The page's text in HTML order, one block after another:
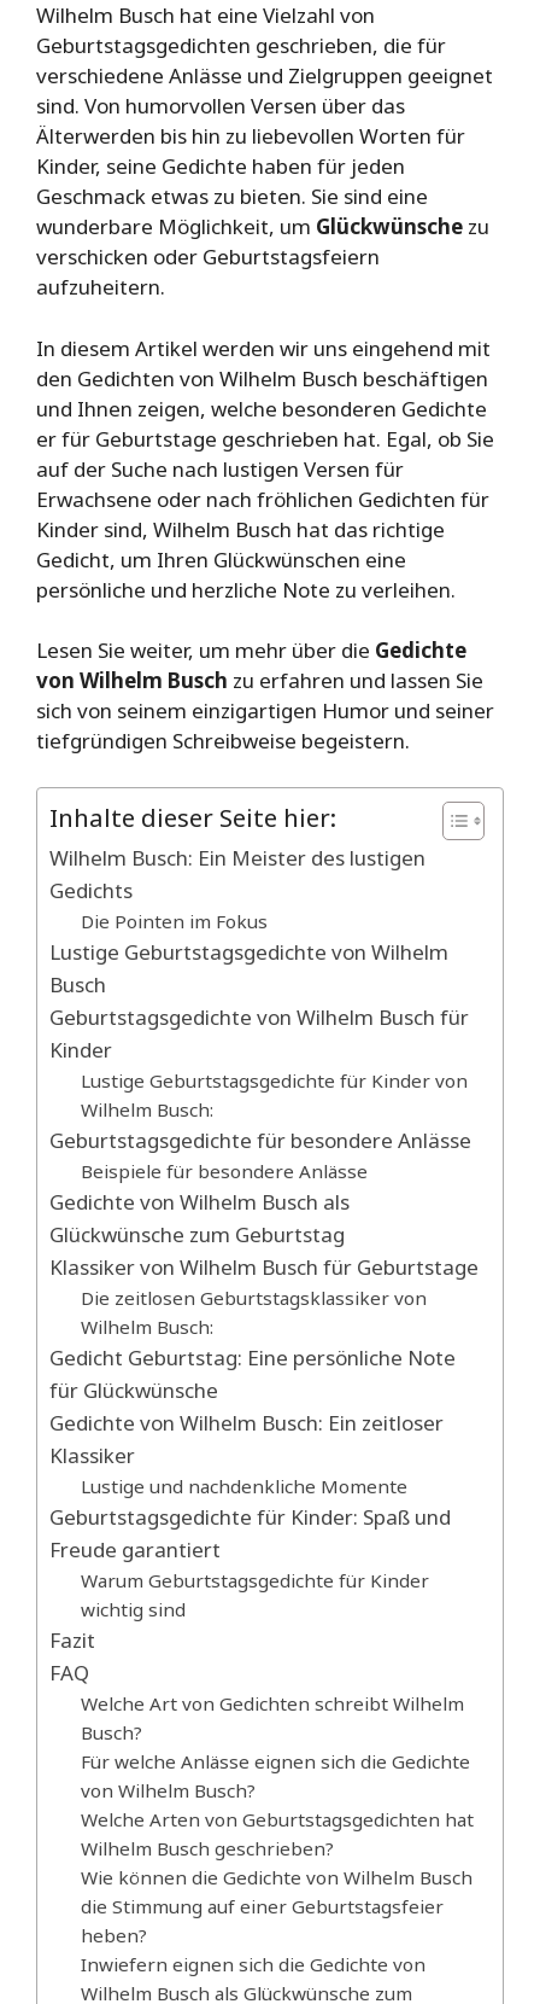
Wilhelm Busch hat eine Vielzahl von
Geburtstagsgedichten geschrieben, die für
verschiedene Anlässe und Zielgruppen geeignet
sind. Von humorvollen Versen über das
Älterwerden bis hin zu liebevollen Worten für
Kinder, seine Gedichte haben für jeden
Geschmack etwas zu bieten. Sie sind eine
wunderbare Möglichkeit, um Glückwünsche zu
verschicken oder Geburtstagsfeiern
aufzuheitern.
In diesem Artikel werden wir uns eingehend mit
den Gedichten von Wilhelm Busch beschäftigen
und Ihnen zeigen, welche besonderen Gedichte
er für Geburtstage geschrieben hat. Egal, ob Sie
auf der Suche nach lustigen Versen für
Erwachsene oder nach fröhlichen Gedichten für
Kinder sind, Wilhelm Busch hat das richtige
Gedicht, um Ihren Glückwünschen eine
persönliche und herzliche Note zu verleihen.
Lesen Sie weiter, um mehr über die Gedichte
von Wilhelm Busch zu erfahren und lassen Sie
sich von seinem einzigartigen Humor und seiner
tiefgründigen Schreibweise begeistern.
Inhalte dieser Seite hier:
Wilhelm Busch: Ein Meister des lustigen
Gedichts
Die Pointen im Fokus
Lustige Geburtstagsgedichte von Wilhelm
Busch
Geburtstagsgedichte von Wilhelm Busch für
Kinder
Lustige Geburtstagsgedichte für Kinder von
Wilhelm Busch:
Geburtstagsgedichte für besondere Anlässe
Beispiele für besondere Anlässe
Gedichte von Wilhelm Busch als
Glückwünsche zum Geburtstag
Klassiker von Wilhelm Busch für Geburtstage
Die zeitlosen Geburtstagsklassiker von
Wilhelm Busch:
Gedicht Geburtstag: Eine persönliche Note
für Glückwünsche
Gedichte von Wilhelm Busch: Ein zeitloser
Klassiker
Lustige und nachdenkliche Momente
Geburtstagsgedichte für Kinder: Spaß und
Freude garantiert
Warum Geburtstagsgedichte für Kinder
wichtig sind
Fazit
FAQ
Welche Art von Gedichten schreibt Wilhelm
Busch?
Für welche Anlässe eignen sich die Gedichte
von Wilhelm Busch?
Welche Arten von Geburtstagsgedichten hat
Wilhelm Busch geschrieben?
Wie können die Gedichte von Wilhelm Busch
die Stimmung auf einer Geburtstagsfeier
heben?
Inwiefern eignen sich die Gedichte von
Wilhelm Busch als Glückwünsche zum